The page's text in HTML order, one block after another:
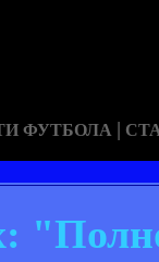
ФУТБОЛА |